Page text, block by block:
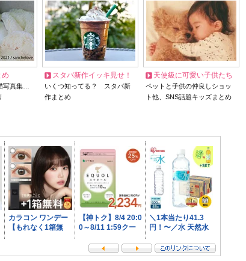
め
写真集…
スタバ新作イッキ見せ！
いくつ知ってる？ スタバ新
作まとめ
天使級に可愛い子供たち
ペットと子供の仲良しショッ
ト他、SNS話題キッズまとめ